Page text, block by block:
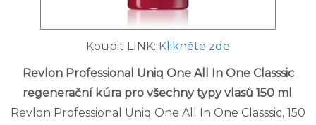
Koupit LINK: Klikněte zde
Revlon Professional Uniq One All In One Classsic
regenerační kúra pro všechny typy vlasů 150 ml .
Revlon Professional Uniq One All In One Classsic, 150